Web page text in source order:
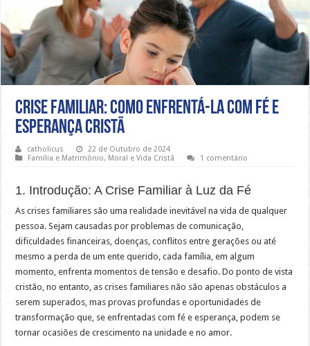
Crise Familiar: Como Enfrentá-la com Fé e
Esperança Cristã
catholicus
22 de Outubro de 2024
Família e Matrimônio, Moral e Vida Cristã 1 comentário
1. Introdução: A Crise Familiar à Luz da Fé
As crises familiares são uma realidade inevitável na vida de qualquer
pessoa. Sejam causadas por problemas de comunicação,
dificuldades financeiras, doenças, conflitos entre gerações ou até
mesmo a perda de um ente querido, cada família, em algum
momento, enfrenta momentos de tensão e desafio. Do ponto de vista
cristão, no entanto, as crises familiares não são apenas obstáculos a
serem superados, mas provas profundas e oportunidades de
transformação que, se enfrentadas com fé e esperança, podem se
tornar ocasiões de crescimento na unidade e no amor.